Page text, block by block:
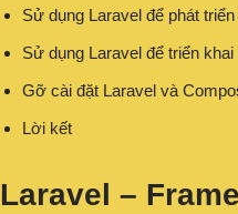
Sử dụng Laravel để phát triển
Sử dụng Laravel để triển
Gỡ cài đặt Laravel và
Lời kết
Laravel –